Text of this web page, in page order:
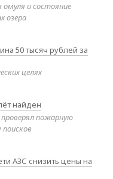
омуля и состояние
озера
50 тысяч рублей за
целях
найден
пожарную
поисков
АЗС снизить цены на